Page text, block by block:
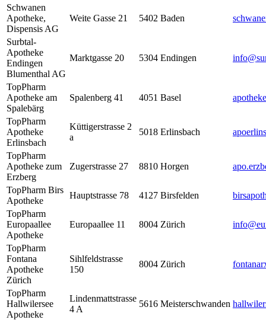
Schwanen
Apotheke,
Dispensis AG
Weite Gasse 21 5402 Baden
Surbtal-
Apotheke
Endingen
Blumenthal AG
Marktgasse 20 5304 Endingen
TopPharm
Apotheke am
Spalebärg
Spalenberg 41 4051 Basel
TopPharm
Apotheke
Erlinsbach
Küttigerstrasse 2
a
5018 Erlinsbach
TopPharm
Apotheke zum
Erzberg
Zugerstrasse 27 8810 Horgen
TopPharm Birs
Apotheke
Hauptstrasse 78 4127 Birsfelden
TopPharm
Europaallee
Apotheke
Europaallee 11 8004 Zürich
TopPharm
Fontana
Apotheke
Zürich
Sihlfeldstrasse
150
8004 Zürich
TopPharm
Hallwilersee
Apotheke
Lindenmattstrasse
4 A
5616 Meisterschwanden